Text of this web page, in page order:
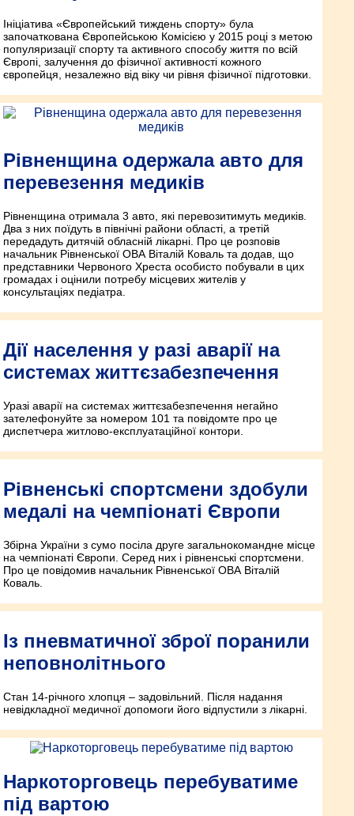
Ініціатива «Європейський тиждень спорту» була
започаткована Європейською Комісією у 2015 році з метою
популяризації спорту та активного способу життя по всій
Європі, залучення до фізичної активності кожного
європейця, незалежно від віку чи рівня фізичної підготовки.
Рівненщина одержала авто для
перевезення медиків
Рівненщина отримала 3 авто, які перевозитимуть медиків.
Два з них поїдуть в північні райони області, а третій
передадуть дитячій обласній лікарні. Про це розповів
начальник Рівненської ОВА Віталій Коваль та додав, що
представники Червоного Хреста особисто побували в цих
громадах і оцінили потребу місцевих жителів у
консультаціях педіатра.
Дії населення у разі аварії на
системах життєзабезпечення
Уразі аварії на системах життєзабезпечення негайно
зателефонуйте за номером 101 та повідомте про це
диспетчера житлово-експлуатаційної контори.
Рівненські спортсмени здобули
медалі на чемпіонаті Європи
Збірна України з сумо посіла друге загальнокомандне місце
на чемпіонаті Європи. Серед них і рівненські спортсмени.
Про це повідомив начальник Рівненської ОВА Віталій
Коваль.
Із пневматичної зброї поранили
неповнолітнього
Стан 14-річного хлопця – задовільний. Після надання
невідкладної медичної допомоги його відпустили з лікарні.
Наркоторговець перебуватиме
під вартою